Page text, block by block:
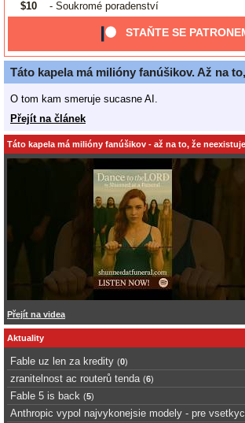
$10
- Soukromé poradenství
STAŇTE SE
Táto kapela má milióny fanúšikov. Až na
O tom kam smeruje sucasne AI.
Přejít na článek
Táto kapela má milióny fanúšikov - až na to, že neexistuje
Přejít na videa
Aktuality
Fable uz len za kredity (0)
zranitelnost ac routerů tenda (6)
Fable 5 is back (5)
Anthropic vypol najvykonejsie modely - pre